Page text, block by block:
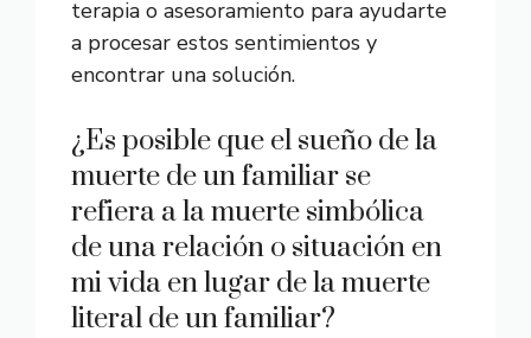
terapia o asesoramiento para ayudarte
a procesar estos sentimientos y
encontrar una solución.
¿Es posible que el sueño de la
muerte de un familiar se
refiera a la muerte simbólica
de una relación o situación en
mi vida en lugar de la muerte
literal de un familiar?